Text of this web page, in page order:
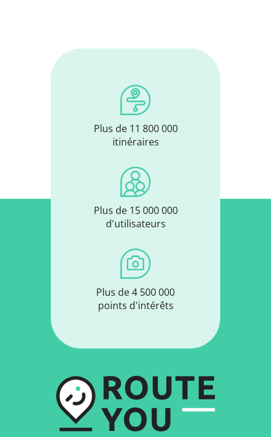
Plus de 11 800 000
itinéraires
Plus de 15 000 000
d'utilisateurs
Plus de 4 500 000
points d'intérêts